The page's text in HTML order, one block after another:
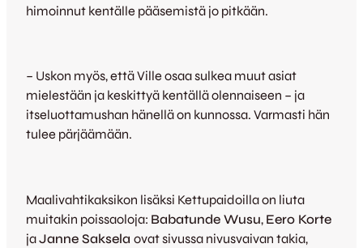
himoinnut kentälle pääsemistä jo pitkään.
– Uskon myös, että Ville osaa sulkea muut asiat
mielestään ja keskittyä kentällä olennaiseen – ja
itseluottamushan hänellä on kunnossa. Varmasti hän
tulee pärjäämään.
Maalivahtikaksikon lisäksi Kettupaidoilla on liuta
muitakin poissaoloja: Babatunde Wusu, Eero Korte
jaJanne Saksela ovat sivussa nivusvaivan takia,